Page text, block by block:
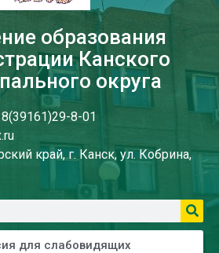
образования
Канского
округа
8-01
край, г. Канск, ул. Кобрина,
для слабовидящих